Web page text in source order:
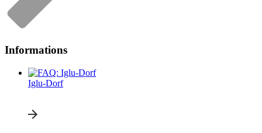
Informations
Iglu-Dorf